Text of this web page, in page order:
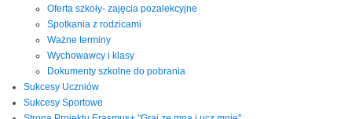
Oferta szkoły- zajęcia pozalekcyjne
Spotkania z rodzicami
Ważne terminy
Wychowawcy i klasy
Dokumenty szkolne do pobrania
Sukcesy Uczniów
Sukcesy Sportowe